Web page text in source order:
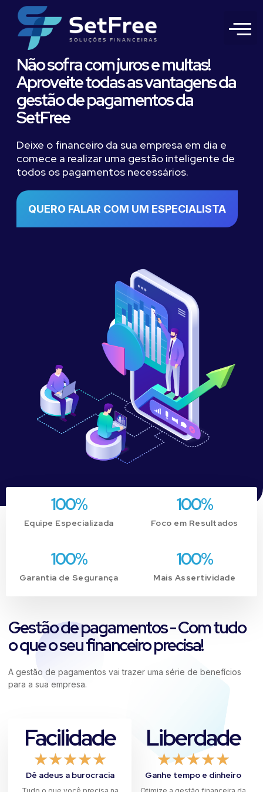
Não sofra com juros e multas!
Aproveite todas as vantagens da
gestão de pagamentos da
SetFree
Deixe o financeiro da sua empresa em dia e
comece a realizar uma gestão inteligente de
todos os pagamentos necessários.
QUERO FALAR COM UM ESPECIALISTA
Equipe Especializada
100%
Foco em Resultados
100%
Garantia de Segurança
100%
Mais Assertividade
100%
Gestão de pagamentos - Com tudo
o que o seu financeiro precisa!
A gestão de pagamentos vai trazer uma série de benefícios
para a sua empresa.
Facilidade
★★★★★
Dê adeus a burocracia
Liberdade
★★★★★
Ganhe tempo e dinheiro